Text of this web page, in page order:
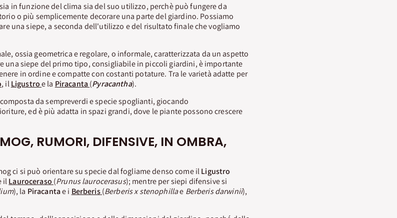
in funzione del clima sia del suo utilizzo, perchè può fungere da
o più semplicemente decorare una parte del giardino. Possiamo
una siepe, a seconda dell'utilizzo e del risultato finale che vogliamo
ossia geometrica e regolare, o informale, caratterizzata da un aspetto
una siepe del primo tipo, consigliabile in piccoli giardini, è importante
in ordine e compatte con costanti potature. Tra le varietà adatte per
, ilLigustroe la Piracanta (Pyracantha).
da sempreverdi e specie spoglianti, giocando
ed è più adatta in spazi grandi, dove le piante possono crescere
RUMORI, DIFENSIVE, IN OMBRA,
ci si può orientare su specie dal fogliame denso come ilLigustro
ilLauroceraso (Prunus laurocerasus); mentre per siepi difensive si
), la Piracantae i Berberis (Berberis x stenophillae Berberis darwinii),